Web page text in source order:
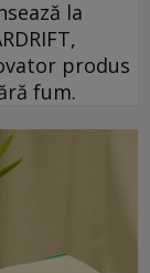
la
produs
fum.